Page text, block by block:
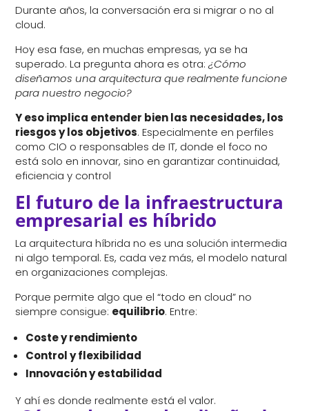
Durante años, la conversación era si migrar o no al
cloud.
Hoy esa fase, en muchas empresas, ya se ha
superado. La pregunta ahora es otra:¿Cómo
diseñamos una arquitectura que realmente funcione
para nuestro negocio?
Y eso implica entender bien las necesidades, los
riesgos y los objetivos. Especialmente en perfiles
como CIO o responsables de IT, donde el foco no
está solo en innovar, sino en garantizar continuidad,
eficiencia y control
El futuro de la infraestructura
empresarial es híbrido
La arquitectura híbrida no es una solución intermedia
ni algo temporal. Es, cada vez más, el modelo natural
en organizaciones complejas.
Porque permite algo que el “todo en cloud” no
siempre consigue: equilibrio. Entre:
Coste y rendimiento
Control y flexibilidad
Innovación y estabilidad
Y ahí es donde realmente está el valor.